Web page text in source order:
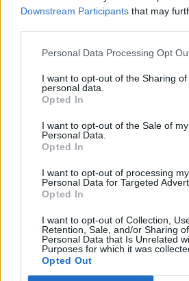
Downstream Participants that may
Personal Data Processing Opt
I want to opt-out of the Sharing of
personal data.
Opted In
I want to opt-out of the Sale of my
Personal Data.
Opted In
I want to opt-out of processing my
Personal Data for Targeted
Opted In
I want to opt-out of Collection,
Retention, Sale, and/or Sharing
Personal Data that Is Unrelated
Purposes for which it was
Opted Out
posameznik kazensko odgovoren
sovraštva, nasilja ali nestrpnosti.
rasističnimi, diskriminatornimi ali
Failed to fetch
Prihajajoči dogodki
10 09:00
AVG Aktivne poletne počitnice
AVG
10
Bralni čajanki
09:30
AVG ŠŠK RIBNO ‘26